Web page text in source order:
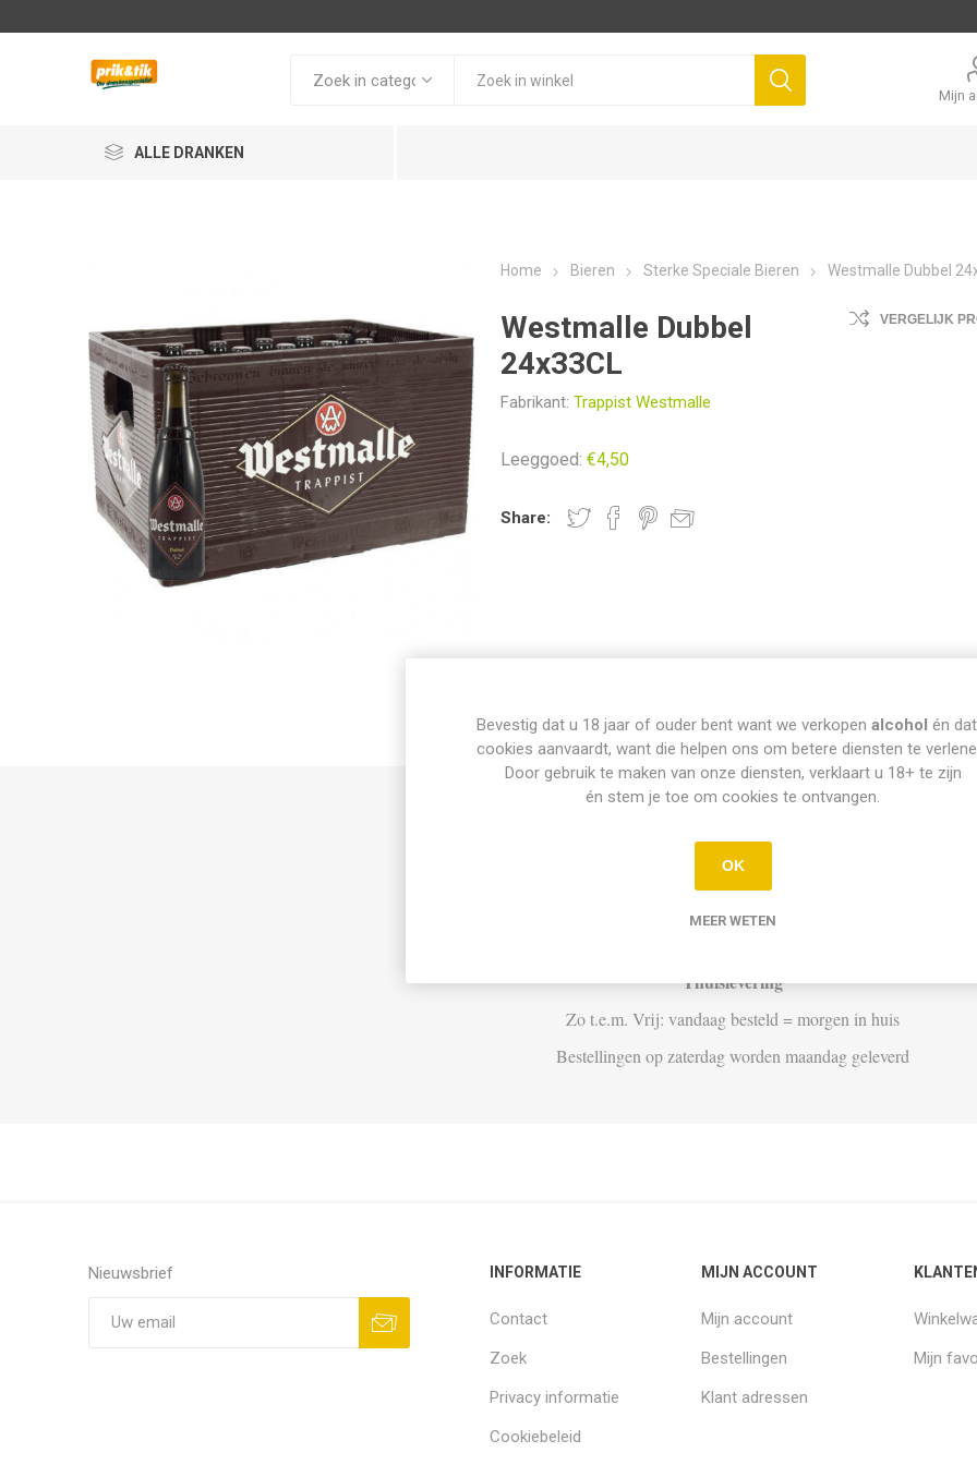
Mijn
ALLE DRANKEN
Home Bieren Sterke Speciale Bieren Westmalle Dubbel
Westmalle Dubbel
24x33CL
Fabrikant: Trappist Westmalle
VERGELIJK
Leeggoed:€4,50
Share:
INFO PICK-UP & LEVERING
Di t.e.m. Za: Vandaag besteld vóór 15u = vandaag af te halen vanaf 16u
Thuislevering
Zo t.e.m. Vrij: vandaag besteld = morgen in huis
Bestellingen op zaterdag worden maandag geleverd
Nieuwsbrief INFORMATIE
Contact
Zoek
Privacy informatie
Cookiebeleid
MIJN ACCOUNT
Mijn account
Bestellingen
Klant adressen
Mijn
Bevestig dat u 18 jaar of ouder bent want we verkopen alcohol én
cookies aanvaardt, want die helpen ons om betere diensten te
Door gebruik te maken van onze diensten, verklaart u 18+ te zijn
én stem je toe om cookies te ontvangen.
OK
MEER WETEN